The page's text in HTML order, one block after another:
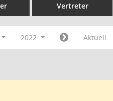
Vertreter
2022 Aktuell